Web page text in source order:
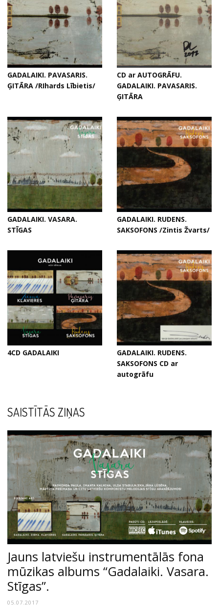
GADALAIKI. PAVASARIS.
ĢITĀRA /RIhards Lībietis/
CD ar AUTOGRĀFU.
GADALAIKI. PAVASARIS.
ĢITĀRA
GADALAIKI. VASARA.
STĪGAS
GADALAIKI. RUDENS.
SAKSOFONS /Zintis Žvarts/
4CD GADALAIKI
GADALAIKI. RUDENS.
SAKSOFONS CD ar
autogrāfu
SAISTĪTĀS ZIŅAS
Jauns latviešu instrumentālās fona
mūzikas albums “Gadalaiki. Vasara.
Stīgas”.
05.07.2017